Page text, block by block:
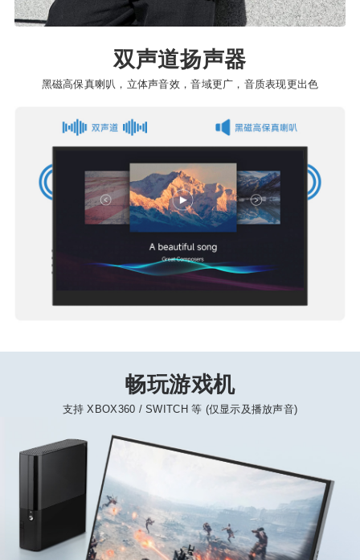
双声道扬声器
黑磁高保真喇叭，立体声音效，音域更广，音质表现更出色
畅玩游戏机
支持 XBOX360 / SWITCH 等 (仅显示及播放声音)